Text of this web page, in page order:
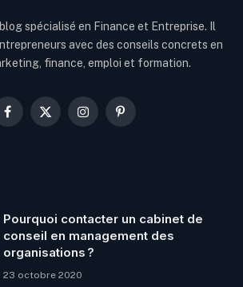
spécialisé en Finance et Entreprise. Il
avec des conseils concrets en
finance, emploi et formation.
Facebook
X
InstagramPinterest
Pourquoi contacter un cabinet de
conseil en management des
organisations ?
23 octobre 2020